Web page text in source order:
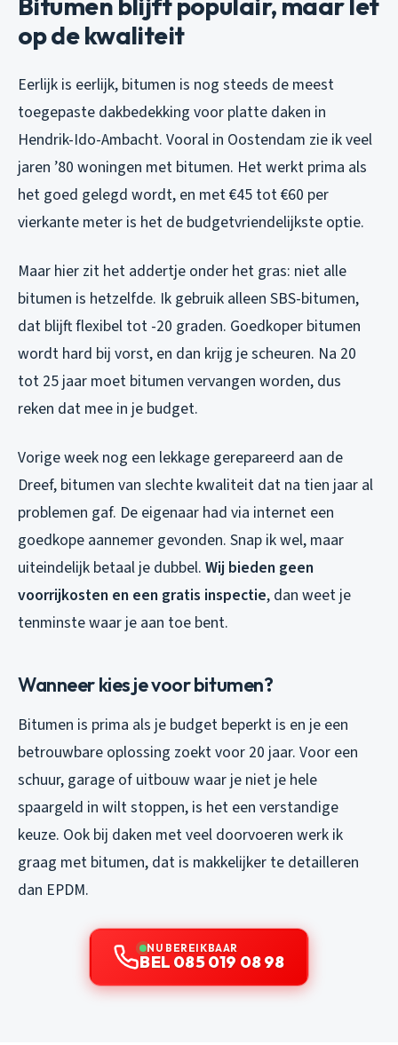
op de kwaliteit
Eerlijk is eerlijk, bitumen is nog steeds de meest
toegepaste dakbedekking voor platte daken in
Hendrik-Ido-Ambacht. Vooral in Oostendam zie ik veel
jaren ’80 woningen met bitumen. Het werkt prima als
het goed gelegd wordt, en met €45 tot €60 per
vierkante meter is het de budgetvriendelijkste optie.
Maar hier zit het addertje onder het gras: niet alle
bitumen is hetzelfde. Ik gebruik alleen SBS-bitumen,
dat blijft flexibel tot -20 graden. Goedkoper bitumen
wordt hard bij vorst, en dan krijg je scheuren. Na 20
tot 25 jaar moet bitumen vervangen worden, dus
reken dat mee in je budget.
Vorige week nog een lekkage gerepareerd aan de
Dreef, bitumen van slechte kwaliteit dat na tien jaar al
problemen gaf. De eigenaar had via internet een
goedkope aannemer gevonden. Snap ik wel, maar
uiteindelijk betaal je dubbel. Wij bieden geen
voorrijkosten en een gratis inspectie, dan weet je
tenminste waar je aan toe bent.
Wanneer kies je voor bitumen?
Bitumen is prima als je budget beperkt is en je een
betrouwbare oplossing zoekt voor 20 jaar. Voor een
schuur, garage of uitbouw waar je niet je hele
spaargeld in wilt stoppen, is het een verstandige
keuze. Ook bij daken met veel doorvoeren werk ik
graag met bitumen, dat is makkelijker te detailleren
dan EPDM.
NU BEREIKBAAR
BEL 085 019 08 98